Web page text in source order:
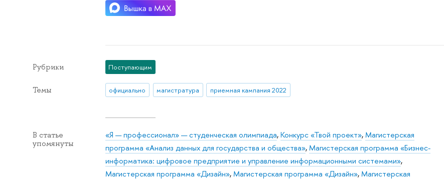
Рубрики Поступающим
Темы официально магистратура приемная кампания 2022
В статье
упомянуты
«Я — профессионал» — студенческая олимпиада,Конкурс «Твой проект»,Магистерская
программа «Анализ данных для государства и общества»,Магистерская программа «Бизнес-
информатика: цифровое предприятие и управление информационными системами»,
Магистерская программа «Дизайн»,Магистерская программа «Дизайн»,Магистерская